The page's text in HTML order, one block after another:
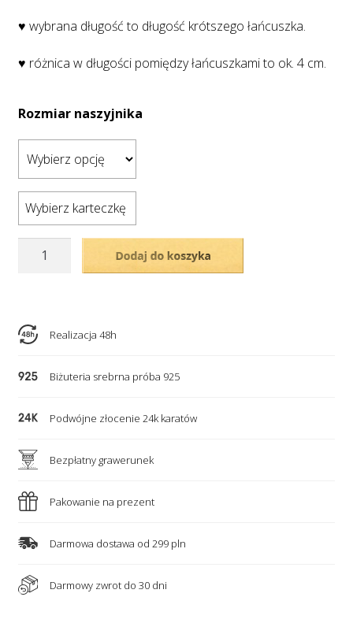
♥ wybrana długość to długość krótszego łańcuszka.
♥ różnica w długości pomiędzy łańcuszkami to ok. 4 cm.
Rozmiar naszyjnika
Wybierz karteczkę
podwójny
naszyjnik
aniołek
stópki
Dodaj do koszyka
Realizacja 48h
Biżuteria srebrna próba 925
Podwójne złocenie 24k karatów
Bezpłatny grawerunek
Pakowanie na prezent
Darmowa dostawa od 299 pln
Darmowy zwrot do 30 dni